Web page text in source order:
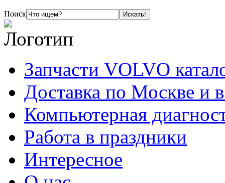
Поиск
Запчасти VOLVO
Доставка по Москве и
Компьютерная
Работа в праздники
Интересное